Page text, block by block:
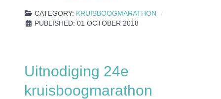
CATEGORY: KRUISBOOGMARATHON
PUBLISHED: 01 OCTOBER 2018
Uitnodiging 24e
kruisboogmarathon